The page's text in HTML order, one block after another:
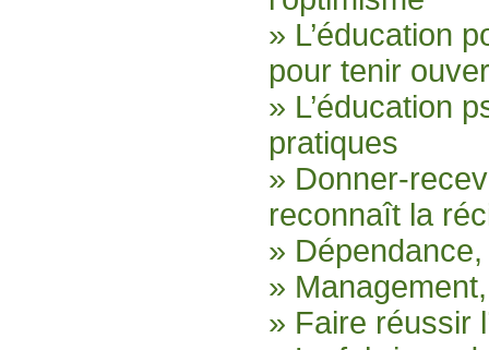
» L’éducation
pour tenir
» L’éducation
pratiques
» Donner-
reconnaît la
»
»
» Faire réussir